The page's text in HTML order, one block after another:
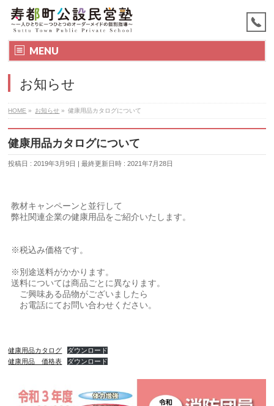
MENU
お知らせ
HOME » お知らせ » 健康用品カタログについて
健康用品カタログについて
投稿日 : 2019年3月9日 最終更新日時 : 2021年7月28日
教材キャンペーンと並行して
弊社関連企業の健康用品をご紹介いたします。
※税込み価格です。
※別途送料がかかります。
送料については商品ごとに異なります。
ご興味ある品物がございましたら
お電話にてお問い合わせください。
健康用品カタログ
ダウンロード
健康用品 価格表
ダウンロード